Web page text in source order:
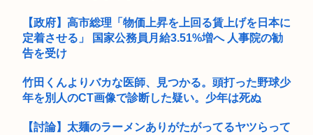
【政府】高市総理「物価上昇を上回る賃上げを日本に
定着させる」 国家公務員月給3.51%増へ 人事院の勧
告を受け
竹田くんよりバカな医師、見つかる。頭打った野球少
年を別人のCT画像で診断した疑い。少年は死ぬ
【討論】太麺のラーメンありがたがってるヤツらって